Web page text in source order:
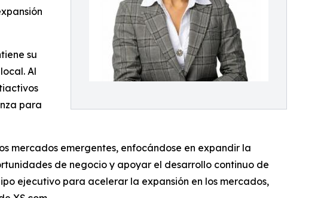
su
Al
para
mercados emergentes, enfocándose en expandir la
de negocio y apoyar el desarrollo continuo de
ejecutivo para acelerar la expansión en los mercados,